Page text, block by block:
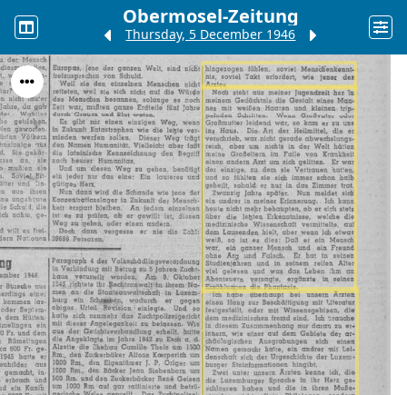
Obermosel-Zeitung
Thursday, 5 December 1946